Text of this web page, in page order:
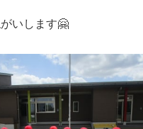
いします🤗